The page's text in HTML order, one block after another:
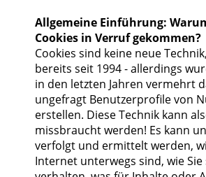
Allgemeine Einführung:
Cookies in Verruf gekommen?
Cookies sind keine neue
bereits seit 1994 - allerdings
in den letzten Jahren vermehrt
ungefragt Benutzerprofile von
erstellen. Diese Technik kann
missbraucht werden! Es kann
verfolgt und ermittelt werden,
Internet unterwegs sind, wie Sie